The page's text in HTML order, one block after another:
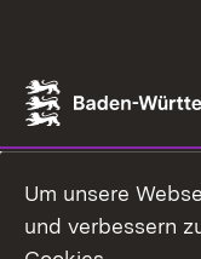
Um unsere
und verbessern